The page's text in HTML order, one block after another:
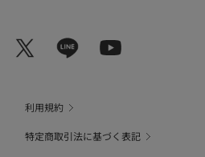
利用規約
特定商取引法に基づく表記